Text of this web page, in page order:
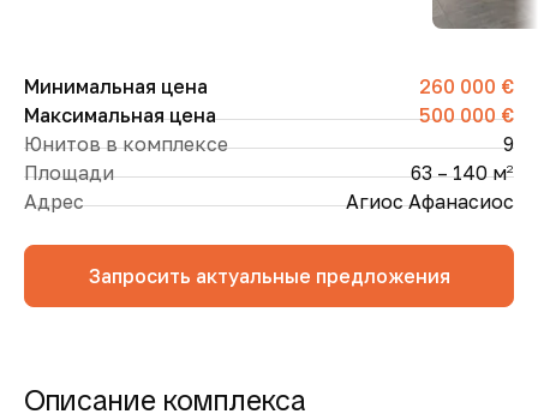
Минимальная цена
260 000 €
Максимальная цена
500 000 €
Юнитов в комплексе
9
Площади
63 – 140 м2
Адрес Агиос Афанасиос
Запросить актуальные предложения
Описание комплекса